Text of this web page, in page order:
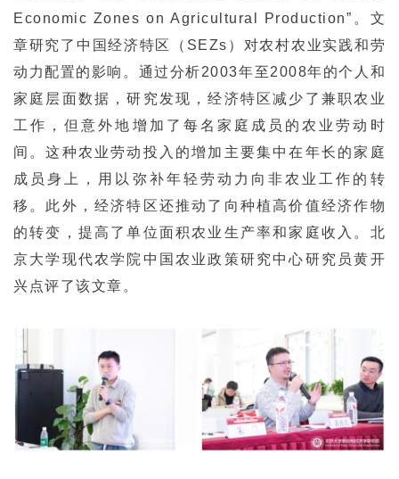
Economic Zones on Agricultural Production”。文
章研究了中国经济特区（SEZs）对农村农业实践和劳
动力配置的影响。通过分析2003年至2008年的个人和
家庭层面数据，研究发现，经济特区减少了兼职农业
工作，但意外地增加了每名家庭成员的农业劳动时
间。这种农业劳动投入的增加主要集中在年长的家庭
成员身上，用以弥补年轻劳动力向非农业工作的转
移。此外，经济特区还推动了向种植高价值经济作物
的转变，提高了单位面积农业生产率和家庭收入。北
京大学现代农学院中国农业政策研究中心研究员黄开
兴点评了该文章。